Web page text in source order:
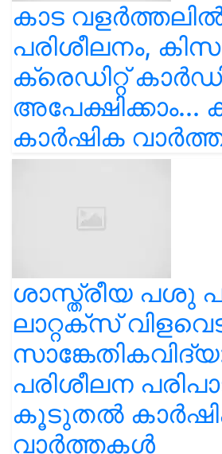
കാട
പരിശീലനം,
ക്രെഡിറ്റ്
കാർഷിക
ശാസ്ത്രീയ പശു
ലാറ്റക്സ്
പരിശീലന
കൂടുതൽ
വാർത്തകൾ